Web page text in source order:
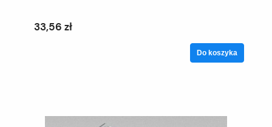
33,56 zł
Do koszyka